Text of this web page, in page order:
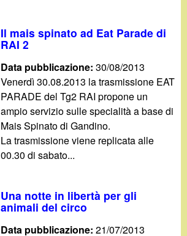
Il mais spinato ad Eat Parade di
RAI 2
Data pubblicazione:30/08/2013
Venerdì 30.08.2013 la trasmissione EAT
PARADE del Tg2 RAI propone un
ampio servizio sulle specialità a base di
Mais Spinato di Gandino.
La trasmissione viene replicata alle
00.30 di sabato...
Una notte in libertà per gli
animali del circo
Data pubblicazione:21/07/2013